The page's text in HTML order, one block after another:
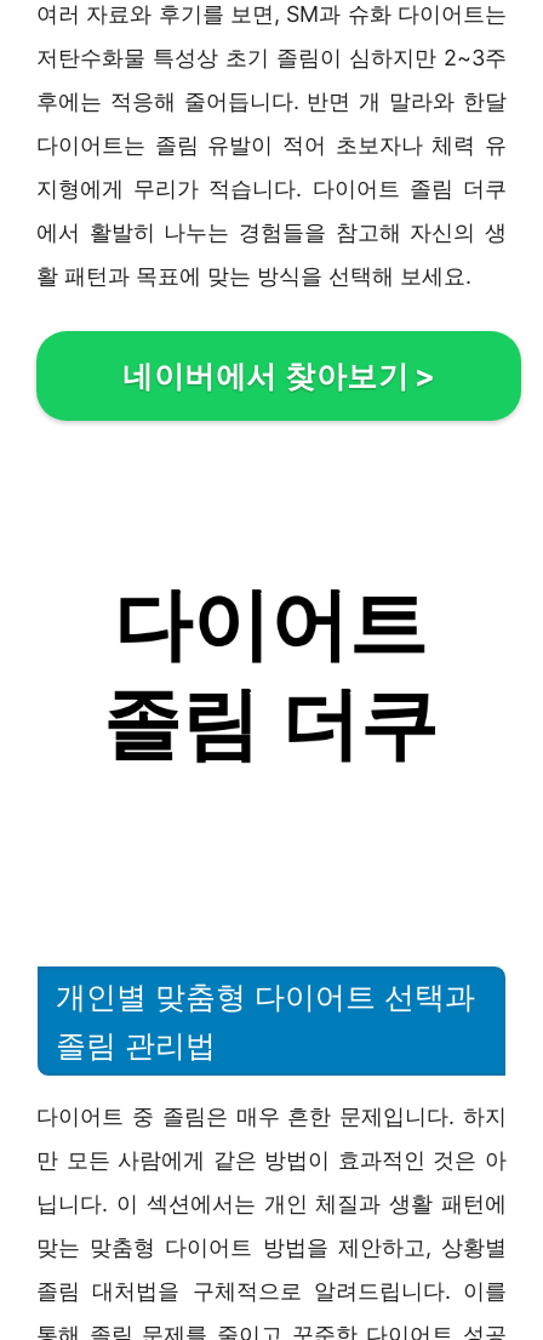
여러 자료와 후기를 보면, SM과 슈화 다이어트는
저탄수화물 특성상 초기 졸림이 심하지만 2~3주
후에는 적응해 줄어듭니다. 반면 개 말라와 한달
다이어트는 졸림 유발이 적어 초보자나 체력 유
지형에게 무리가 적습니다. 다이어트 졸림 더쿠
에서 활발히 나누는 경험들을 참고해 자신의 생
활 패턴과 목표에 맞는 방식을 선택해 보세요.
네이버에서 찾아보기 >
개인별 맞춤형 다이어트 선택과
졸림 관리법
다이어트 중 졸림은 매우 흔한 문제입니다. 하지
만 모든 사람에게 같은 방법이 효과적인 것은 아
닙니다. 이 섹션에서는 개인 체질과 생활 패턴에
맞는 맞춤형 다이어트 방법을 제안하고, 상황별
졸림 대처법을 구체적으로 알려드립니다. 이를
통해 졸림 문제를 줄이고 꾸준한 다이어트 성공